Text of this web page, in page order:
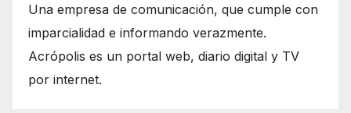
Una empresa de comunicación, que cumple con
imparcialidad e informando verazmente.
Acrópolis es un portal web, diario digital y TV
por internet.